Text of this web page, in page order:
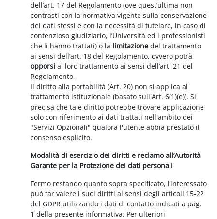
dell’art. 17 del Regolamento (ove quest’ultima non
contrasti con la normativa vigente sulla conservazione
dei dati stessi e con la necessità di tutelare, in caso di
contenzioso giudiziario, l’Università ed i professionisti
che li hanno trattati) o la limitazione del trattamento
ai sensi dell’art. 18 del Regolamento, ovvero potrà
opporsi al loro trattamento ai sensi dell’art. 21 del
Regolamento,
Il diritto alla portabilità (Art. 20) non si applica al
trattamento istituzionale (basato sull'Art. 6(1)(e)). Si
precisa che tale diritto potrebbe trovare applicazione
solo con riferimento ai dati trattati nell'ambito dei
"Servizi Opzionali" qualora l'utente abbia prestato il
consenso esplicito.
Modalità di esercizio dei diritti e reclamo all’Autorità
Garante per la Protezione dei dati personali
Fermo restando quanto sopra specificato, l’interessato
può far valere i suoi diritti ai sensi degli articoli 15-22
del GDPR utilizzando i dati di contatto indicati a pag.
1 della presente informativa. Per ulteriori